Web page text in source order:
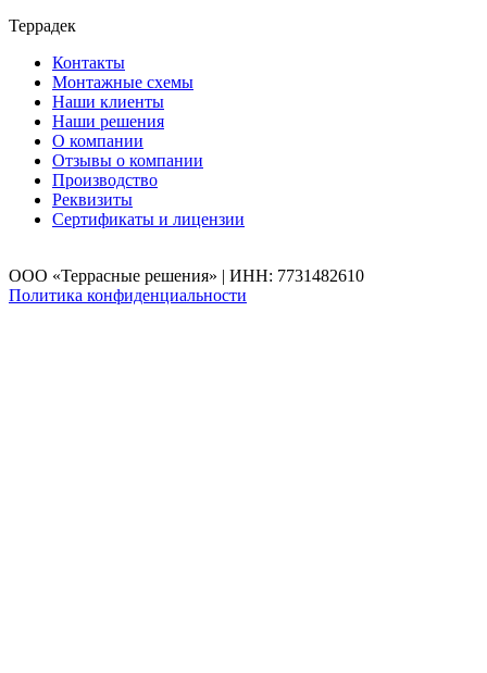
Террадек
Контакты
Монтажные схемы
Наши клиенты
Наши решения
О компании
Отзывы о компании
Производство
Реквизиты
Сертификаты и лицензии
ООО «Террасные решения» | ИНН: 7731482610
Политика конфиденциальности